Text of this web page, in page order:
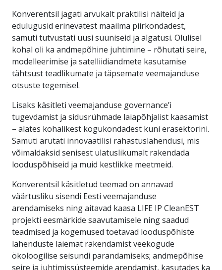
Konverentsil jagati arvukalt praktilisi näiteid ja
edulugusid erinevatest maailma piirkondadest,
samuti tutvustati uusi suuniseid ja algatusi. Olulisel
kohal oli ka andmepõhine juhtimine – rõhutati seire,
modelleerimise ja satelliidiandmete kasutamise
tähtsust teadlikumate ja täpsemate veemajanduse
otsuste tegemisel.
Lisaks käsitleti veemajanduse governance’i
tugevdamist ja sidusrühmade laiapõhjalist kaasamist
– alates kohalikest kogukondadest kuni erasektorini.
Samuti arutati innovaatilisi rahastuslahendusi, mis
võimaldaksid senisest ulatuslikumalt rakendada
looduspõhiseid ja muid kestlikke meetmeid.
Konverentsil käsitletud teemad on annavad
väärtusliku sisendi Eesti veemajanduse
arendamiseks ning aitavad kaasa LIFE IP CleanEST
projekti eesmärkide saavutamisele ning saadud
teadmised ja kogemused toetavad looduspõhiste
lahenduste laiemat rakendamist veekogude
ökoloogilise seisundi parandamiseks; andmepõhise
seire ja juhtimissüsteemide arendamist, kasutades ka